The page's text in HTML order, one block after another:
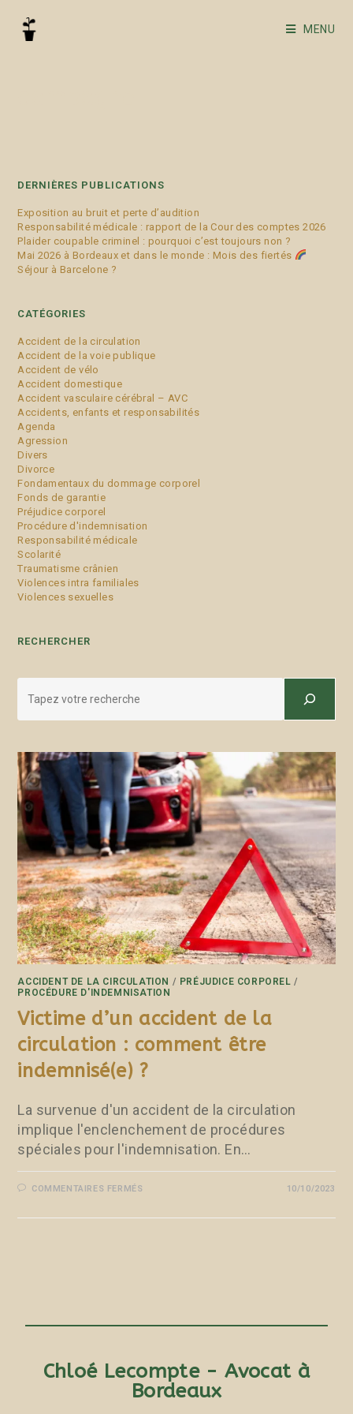
MENU
DERNIÈRES PUBLICATIONS
Exposition au bruit et perte d’audition
Responsabilité médicale : rapport de la Cour des comptes 2026
Plaider coupable criminel : pourquoi c’est toujours non ?
Mai 2026 à Bordeaux et dans le monde : Mois des fiertés
Séjour à Barcelone ?
CATÉGORIES
Accident de la circulation
Accident de la voie publique
Accident de vélo
Accident domestique
Accident vasculaire cérébral – AVC
Accidents, enfants et responsabilités
Agenda
Agression
Divers
Divorce
Fondamentaux du dommage corporel
Fonds de garantie
Préjudice corporel
Procédure d'indemnisation
Responsabilité médicale
Scolarité
Traumatisme crânien
Violences intra familiales
Violences sexuelles
RECHERCHER
ACCIDENT DE LA CIRCULATION / PRÉJUDICE CORPOREL /
PROCÉDURE D'INDEMNISATION
Victime d’un accident de la
circulation : comment être
indemnisé(e) ?
La survenue d'un accident de la circulation
implique l'enclenchement de procédures
spéciales pour l'indemnisation. En…
COMMENTAIRES FERMÉS 10/10/2023
Chloé Lecompte - Avocat à
Bordeaux